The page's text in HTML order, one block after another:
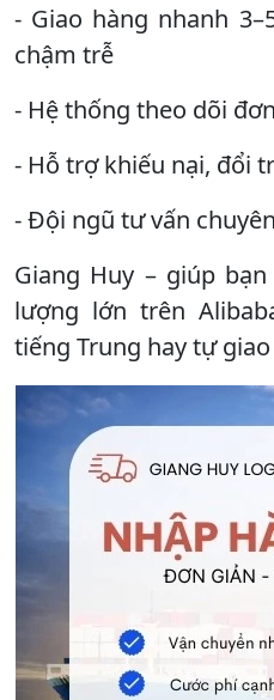
- Giao hàng nhanh
chậm trễ
- Hệ thống theo dõi
- Hỗ trợ khiếu nại, đổi
- Đội ngũ tư vấn
Giang Huy – giúp
lượng lớn trên
tiếng Trung hay tự